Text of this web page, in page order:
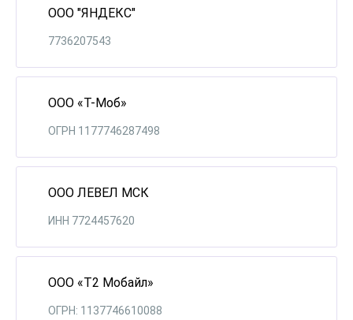
ООО "ЯНДЕКС"
7736207543
ООО «Т-Моб»
ОГРН 1177746287498
ООО ЛЕВЕЛ МСК
ИНН 7724457620
ООО «Т2 Мобайл»
ОГРН: 1137746610088